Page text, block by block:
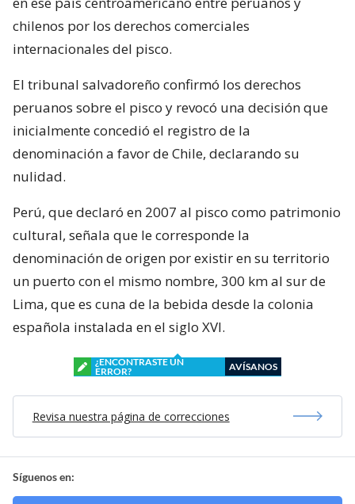
chilenos por los derechos comerciales
internacionales del pisco.
El tribunal salvadoreño confirmó los derechos
peruanos sobre el pisco y revocó una decisión que
inicialmente concedió el registro de la
denominación a favor de Chile, declarando su
nulidad.
Perú, que declaró en 2007 al pisco como patrimonio
cultural, señala que le corresponde la
denominación de origen por existir en su territorio
un puerto con el mismo nombre, 300 km al sur de
Lima, que es cuna de la bebida desde la colonia
española instalada en el siglo XVI.
¿ENCONTRASTE UN
ERROR?
AVÍSANOS
Revisa nuestra página de correcciones
Síguenos en: